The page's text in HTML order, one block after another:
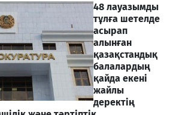
48 лауазымды
тұлға шетелде
асырап
алынған
қазақстандық
балалардың
қайда екені
жайлы
деректің